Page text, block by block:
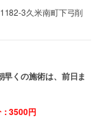
3久米南町下弓削
くの施術は、前日ま
3500円